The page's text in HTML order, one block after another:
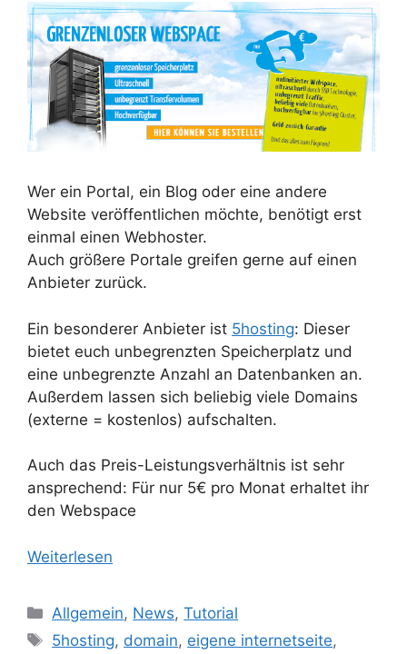
Wer ein Portal, ein Blog oder eine andere
Website veröffentlichen möchte, benötigt erst
einmal einen Webhoster.
Auch größere Portale greifen gerne auf einen
Anbieter zurück.
Ein besonderer Anbieter ist 5hosting: Dieser
bietet euch unbegrenzten Speicherplatz und
eine unbegrenzte Anzahl an Datenbanken an.
Außerdem lassen sich beliebig viele Domains
(externe = kostenlos) aufschalten.
Auch das Preis-Leistungsverhältnis ist sehr
ansprechend: Für nur 5€ pro Monat erhaltet ihr
den Webspace
Weiterlesen
Kategorien
Allgemein, News,Tutorial
Schlagwörter
5hosting, domain, eigene internetseite,